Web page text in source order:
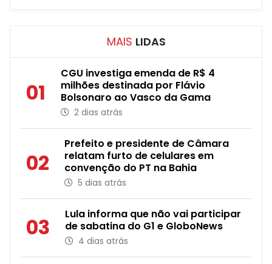
MAIS LIDAS
01
CGU investiga emenda de R$ 4
milhões destinada por Flávio
Bolsonaro ao Vasco da Gama
2 dias atrás
02
Prefeito e presidente de Câmara
relatam furto de celulares em
convenção do PT na Bahia
5 dias atrás
03
Lula informa que não vai participar
de sabatina do G1 e GloboNews
4 dias atrás